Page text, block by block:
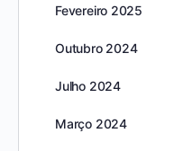
Fevereiro 2025
Outubro 2024
Julho 2024
Março 2024